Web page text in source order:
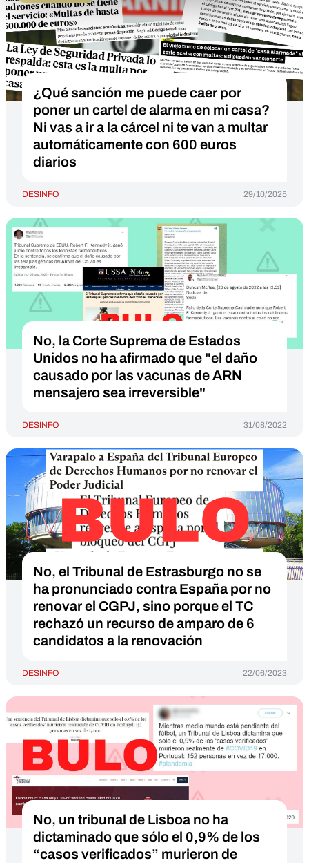
¿Qué sanción me puede caer por
poner un cartel de alarma en mi casa?
Ni vas a ir a la cárcel ni te van a multar
automáticamente con 600 euros
diarios
DESINFO 29/10/2025
No, la Corte Suprema de Estados
Unidos no ha afirmado que "el daño
causado por las vacunas de ARN
mensajero sea irreversible"
DESINFO 31/08/2022
No, el Tribunal de Estrasburgo no se
ha pronunciado contra España por no
renovar el CGPJ, sino porque el TC
rechazó un recurso de amparo de 6
candidatos a la renovación
DESINFO 22/06/2023
No, un tribunal de Lisboa no ha
dictaminado que sólo el 0,9% de los
“casos verificados” murieron de